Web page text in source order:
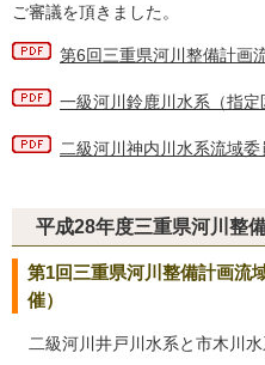
ご審議を頂きました。
第6回三重県河川整備計画
一級河川鈴鹿川水系（指
二級河川神内川水系流域
平成28年度三重県河川整
第1回三重県河川整備計画流
催）
二級河川井戸川水系と市木川水